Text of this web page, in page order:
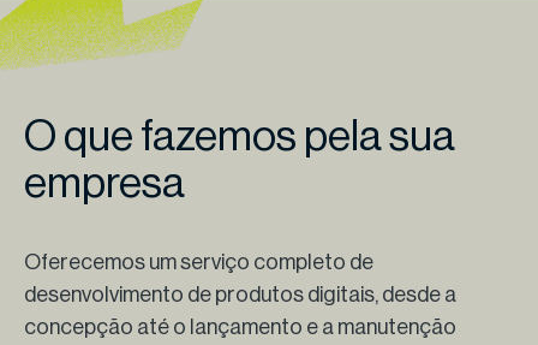
O que fazemos pela sua
empresa
Oferecemos um serviço completo de
desenvolvimento de produtos digitais, desde a
concepção até o lançamento e a manutenção